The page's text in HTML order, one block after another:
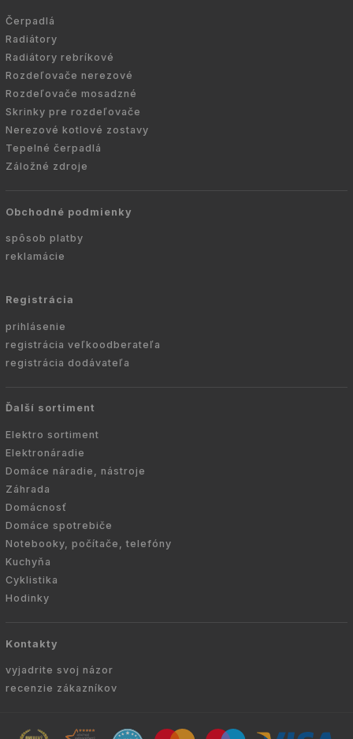
Čerpadlá
Radiátory
Radiátory rebríkové
Rozdeľovače nerezové
Rozdeľovače mosadzné
Skrinky pre rozdeľovače
Nerezové kotlové zostavy
Tepelné čerpadlá
Záložné zdroje
Obchodné podmienky
spôsob platby
reklamácie
Registrácia
prihlásenie
registrácia veľkoodberateľa
registrácia dodávateľa
Ďalší sortiment
Elektro sortiment
Elektronáradie
Domáce náradie, nástroje
Záhrada
Domácnosť
Domáce spotrebiče
Notebooky, počítače, telefóny
Kuchyňa
Cyklistika
Hodinky
Kontakty
vyjadrite svoj názor
recenzie zákazníkov